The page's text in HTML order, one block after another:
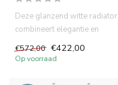
Deze glanzend witte radiator
combineert elegantie en
praktisch gemak. Het slanke...
€572,00 €422,00
Op voorraad